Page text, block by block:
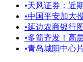
•天风证券：近
•中国平安加大
•延边农商银行
•多箭齐发！高
•青岛城阳中心